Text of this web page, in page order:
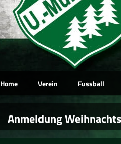
Home Verein Fussball
Anmeldung